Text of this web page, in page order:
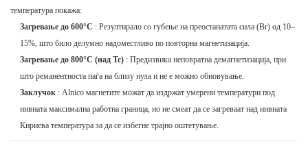
температура покажа:
Загревање до 600°C : Резултирало со губење на преостанатата сила (Br) од 10–
15%, што било делумно надоместливо по повторна магнетизација.
Загревање до 800°C (над Tc) : Предизвика неповратна демагнетизација, при
што реманентноста паѓа на близу нула и не е можно обновување.
Заклучок : Alnico магнетите можат да издржат умерени температури под
нивната максимална работна граница, но не смеат да се загреваат над нивната
Кириева температура за да се избегне трајно оштетување.